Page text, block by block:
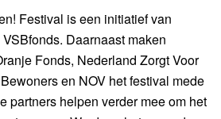
Festival is een initiatief van
Daarnaast maken
Fonds, Nederland Zorgt Voor
en NOV het festival mede
partners helpen verder mee om het